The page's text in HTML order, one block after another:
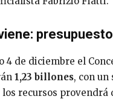
4 de diciembre el
1,23 billones, con
los recursos